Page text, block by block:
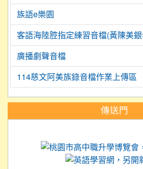
族語e樂園
客語海陸腔指定練習音檔(黃陳美
廣播劇聲音檔
114慈文阿美族錄音檔作業上傳區
傳送門